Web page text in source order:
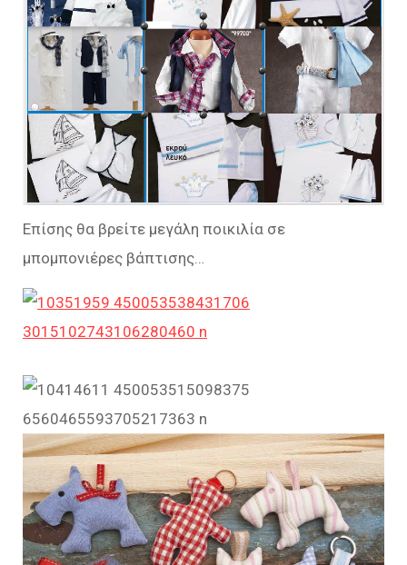
Eπίσης θα βρείτε μεγάλη ποικιλία σε
μπομπονιέρες βάπτισης…